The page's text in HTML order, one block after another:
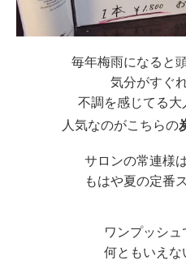
毎年梅雨になると
気分がすぐ
不調を感じてる大
人気なのがこちらの
サロンの常連様
もはや夏の定番
ワンプッシュ
何ともいえな